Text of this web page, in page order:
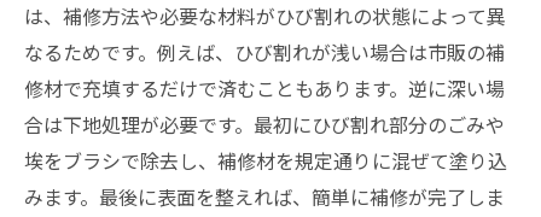
は、補修方法や必要な材料がひび割れの状態によって異
なるためです。例えば、ひび割れが浅い場合は市販の補
修材で充填するだけで済むこともあります。逆に深い場
合は下地処理が必要です。最初にひび割れ部分のごみや
埃をブラシで除去し、補修材を規定通りに混ぜて塗り込
みます。最後に表面を整えれば、簡単に補修が完了しま